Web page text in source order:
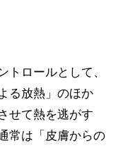
トロールとして、
る放熱」のほか
せて熱を逃がす
常は「皮膚からの